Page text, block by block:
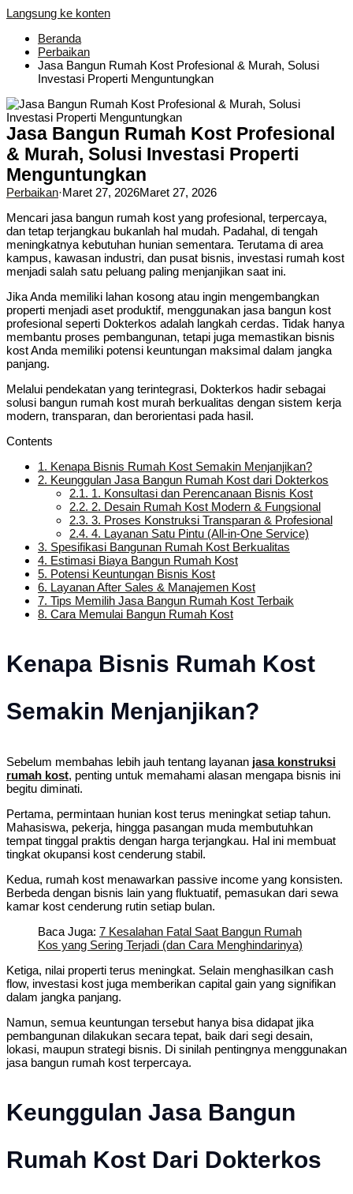
Langsung ke konten
Beranda
Perbaikan
Jasa Bangun Rumah Kost Profesional & Murah, Solusi
Investasi Properti Menguntungkan
Jasa Bangun Rumah Kost Profesional
& Murah, Solusi Investasi Properti
Menguntungkan
Perbaikan·Maret 27, 2026Maret 27, 2026
Mencari jasa bangun rumah kost yang profesional, terpercaya,
dan tetap terjangkau bukanlah hal mudah. Padahal, di tengah
meningkatnya kebutuhan hunian sementara. Terutama di area
kampus, kawasan industri, dan pusat bisnis, investasi rumah kost
menjadi salah satu peluang paling menjanjikan saat ini.
Jika Anda memiliki lahan kosong atau ingin mengembangkan
properti menjadi aset produktif, menggunakan jasa bangun kost
profesional seperti Dokterkos adalah langkah cerdas. Tidak hanya
membantu proses pembangunan, tetapi juga memastikan bisnis
kost Anda memiliki potensi keuntungan maksimal dalam jangka
panjang.
Melalui pendekatan yang terintegrasi, Dokterkos hadir sebagai
solusi bangun rumah kost murah berkualitas dengan sistem kerja
modern, transparan, dan berorientasi pada hasil.
Contents
1. Kenapa Bisnis Rumah Kost Semakin Menjanjikan?
2. Keunggulan Jasa Bangun Rumah Kost dari Dokterkos
2.1. 1. Konsultasi dan Perencanaan Bisnis Kost
2.2. 2. Desain Rumah Kost Modern & Fungsional
2.3. 3. Proses Konstruksi Transparan & Profesional
2.4. 4. Layanan Satu Pintu (All-in-One Service)
3. Spesifikasi Bangunan Rumah Kost Berkualitas
4. Estimasi Biaya Bangun Rumah Kost
5. Potensi Keuntungan Bisnis Kost
6. Layanan After Sales & Manajemen Kost
7. Tips Memilih Jasa Bangun Rumah Kost Terbaik
8. Cara Memulai Bangun Rumah Kost
Kenapa Bisnis Rumah Kost
Semakin Menjanjikan?
Sebelum membahas lebih jauh tentang layanan jasa konstruksi
rumah kost, penting untuk memahami alasan mengapa bisnis ini
begitu diminati.
Pertama, permintaan hunian kost terus meningkat setiap tahun.
Mahasiswa, pekerja, hingga pasangan muda membutuhkan
tempat tinggal praktis dengan harga terjangkau. Hal ini membuat
tingkat okupansi kost cenderung stabil.
Kedua, rumah kost menawarkan passive income yang konsisten.
Berbeda dengan bisnis lain yang fluktuatif, pemasukan dari sewa
kamar kost cenderung rutin setiap bulan.
Baca Juga: 7 Kesalahan Fatal Saat Bangun Rumah
Kos yang Sering Terjadi (dan Cara Menghindarinya)
Ketiga, nilai properti terus meningkat. Selain menghasilkan cash
flow, investasi kost juga memberikan capital gain yang signifikan
dalam jangka panjang.
Namun, semua keuntungan tersebut hanya bisa didapat jika
pembangunan dilakukan secara tepat, baik dari segi desain,
lokasi, maupun strategi bisnis. Di sinilah pentingnya menggunakan
jasa bangun rumah kost terpercaya.
Keunggulan Jasa Bangun
Rumah Kost Dari Dokterkos